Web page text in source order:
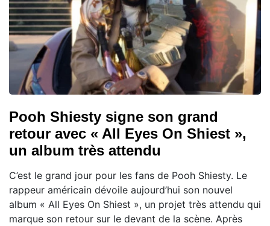
Pooh Shiesty signe son grand
retour avec « All Eyes On Shiest »,
un album très attendu
C’est le grand jour pour les fans de Pooh Shiesty. Le
rappeur américain dévoile aujourd’hui son nouvel
album « All Eyes On Shiest », un projet très attendu qui
marque son retour sur le devant de la scène. Après